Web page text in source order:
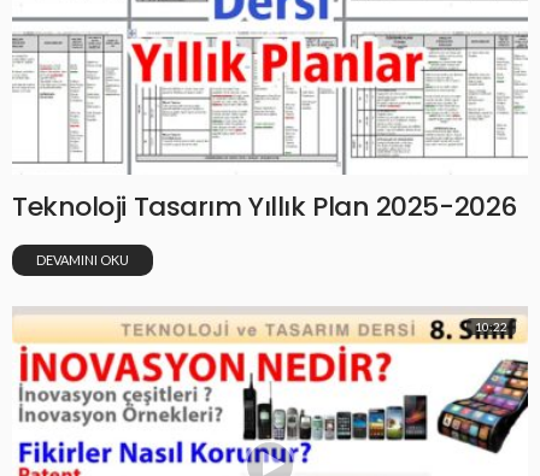
Teknoloji Tasarım Yıllık Plan 2025-2026
DEVAMINI OKU
10:22